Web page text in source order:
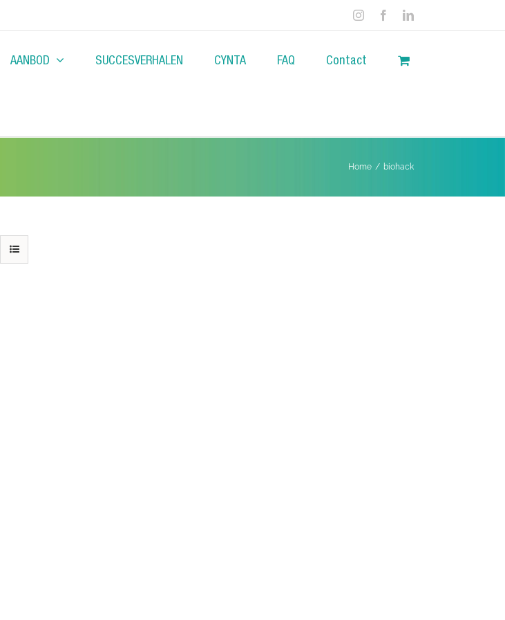
InstagramFacebookLinkedIn
AANBOD SUCCESVERHALEN CYNTA FAQ Contact
Home / biohack